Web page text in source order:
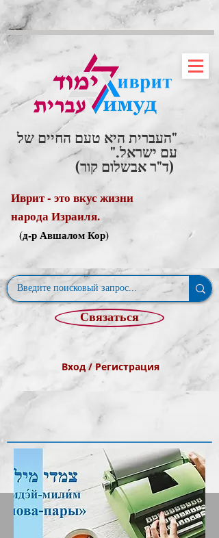
"העברית היא טעם החיים של
עם ישראל."
(ד"ר אבשלום קור)
Иврит - это вкус жизни
народа Израиля.
(д-р Авшалом Кор)
Связаться
Вход / Регистрация